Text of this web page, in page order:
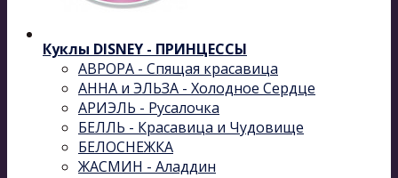
Куклы DISNEY - ПРИНЦЕССЫ
АВРОРА - Спящая красавица
АННА и ЭЛЬЗА - Холодное Сердце
АРИЭЛЬ - Русалочка
БЕЛЛЬ - Красавица и Чудовище
БЕЛОСНЕЖКА
ЖАСМИН - Аладдин